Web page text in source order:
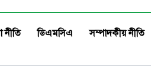
ঢাকার মেট্রোপলিটন ম্যাজিস্ট্রেট
আদালত এ আদেশ দেন। রাষ
নীতি ডিএমসিএ সম্পাদকীয় নীতি